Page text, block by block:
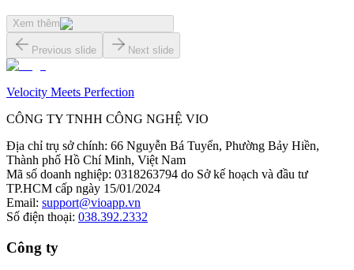
Xem thêm
Previous slide Next slide
Velocity Meets Perfection
CÔNG TY TNHH CÔNG NGHỆ VIO
Địa chỉ trụ sở chính: 66 Nguyễn Bá Tuyển, Phường Bảy Hiền,
Thành phố Hồ Chí Minh, Việt Nam
Mã số doanh nghiệp: 0318263794 do Sở kế hoạch và đầu tư
TP.HCM cấp ngày 15/01/2024
Email: support@vioapp.vn
Số điện thoại: 038.392.2332
Công ty